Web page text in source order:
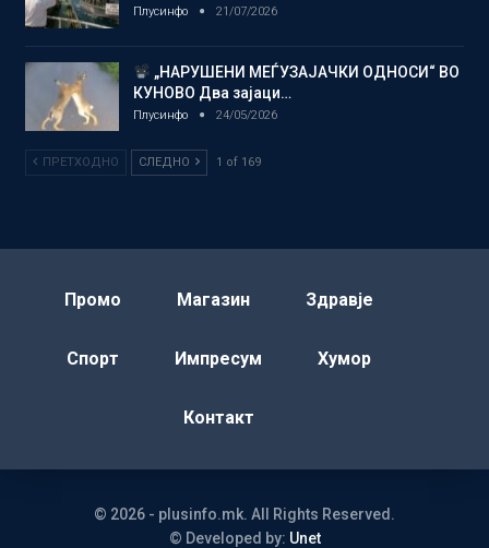
Плусинфо 21/07/2026
„НАРУШЕНИ МЕЃУЗАЈАЧКИ ОДНОСИ“ ВО
КУНОВО Два зајаци…
Плусинфо 24/05/2026
ПРЕТХОДНО СЛЕДНО 1 of 169
Промо Магазин Здравје
Спорт Импресум Хумор
Контакт
© 2026 - plusinfo.mk. All Rights Reserved.
© Developed by: Unet